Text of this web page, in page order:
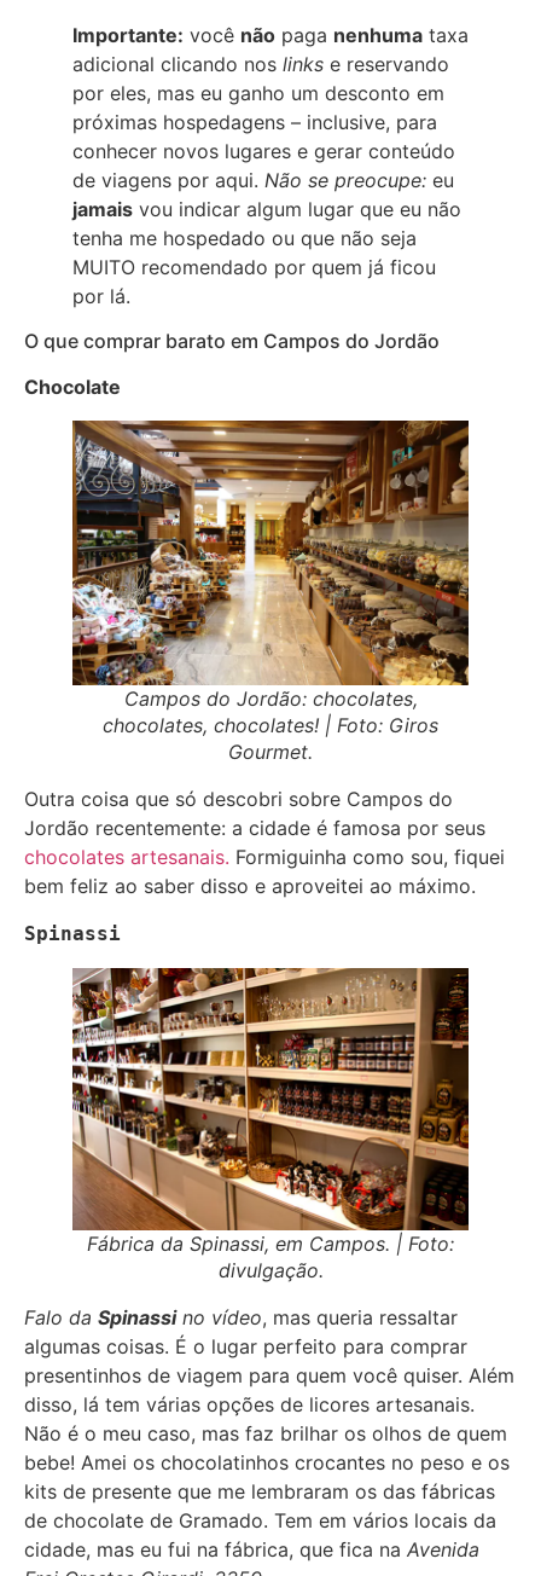
Importante: você não paga nenhuma taxa
adicional clicando nos links e reservando
por eles, mas eu ganho um desconto em
próximas hospedagens – inclusive, para
conhecer novos lugares e gerar conteúdo
de viagens por aqui. Não se preocupe: eu
jamais vou indicar algum lugar que eu não
tenha me hospedado ou que não seja
MUITO recomendado por quem já ficou
por lá.
O que comprar barato em Campos do Jordão
Chocolate
Campos do Jordão: chocolates,
chocolates, chocolates! | Foto: Giros
Gourmet.
Outra coisa que só descobri sobre Campos do
Jordão recentemente: a cidade é famosa por seus
chocolates artesanais. Formiguinha como sou, fiquei
bem feliz ao saber disso e aproveitei ao máximo.
Fábrica da Spinassi, em Campos. | Foto:
divulgação.
Falo da Spinassino vídeo, mas queria ressaltar
algumas coisas. É o lugar perfeito para comprar
presentinhos de viagem para quem você quiser. Além
disso, lá tem várias opções de licores artesanais.
Não é o meu caso, mas faz brilhar os olhos de quem
bebe! Amei os chocolatinhos crocantes no peso e os
kits de presente que me lembraram os das fábricas
de chocolate de Gramado. Tem em vários locais da
cidade, mas eu fui na fábrica, que fica na Avenida